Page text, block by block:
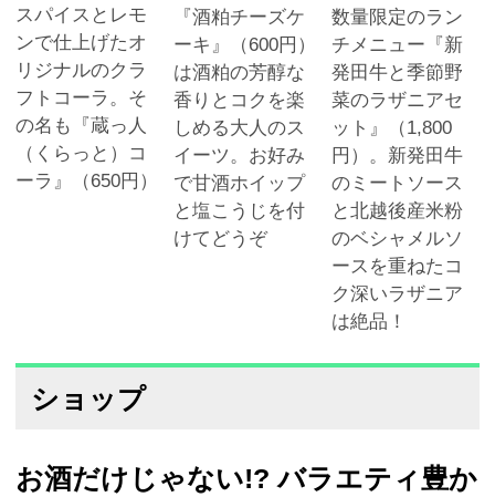
スパイスとレモ
ンで仕上げたオ
リジナルのクラ
フトコーラ。そ
の名も『蔵っ人
（くらっと）コ
ーラ』（650円）
『酒粕チーズケ
ーキ』（600円）
は酒粕の芳醇な
香りとコクを楽
しめる大人のス
イーツ。お好み
で甘酒ホイップ
と塩こうじを付
けてどうぞ
数量限定のラン
チメニュー『新
発田牛と季節野
菜のラザニアセ
ット』（1,800
円）。新発田牛
のミートソース
と北越後産米粉
のベシャメルソ
ースを重ねたコ
ク深いラザニア
は絶品！
ショップ
お酒だけじゃない!? バラエティ豊か